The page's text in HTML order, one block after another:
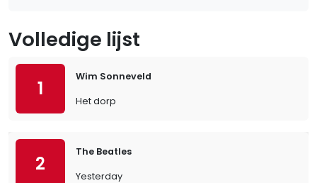
Volledige lijst
1
Wim Sonneveld
Het dorp
2
The Beatles
Yesterday